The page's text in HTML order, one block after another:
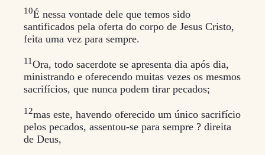
10É nessa vontade dele que temos sido
santificados pela oferta do corpo de Jesus Cristo,
feita uma vez para sempre.
11Ora, todo sacerdote se apresenta dia após dia,
ministrando e oferecendo muitas vezes os mesmos
sacrifícios, que nunca podem tirar pecados;
12mas este, havendo oferecido um único sacrifício
pelos pecados, assentou-se para sempre ? direita
de Deus,